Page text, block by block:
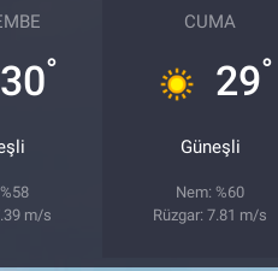
30°
m/s
CUMA
29°
Güneşli
Nem: %60
Rüzgar: 7.81 m/s